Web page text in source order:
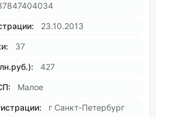
23.10.2013
37
427
Малое
г Санкт-Петербург